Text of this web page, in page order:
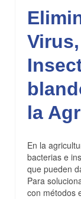
la
En la
bacterias e
que pueden
Para
con métodos